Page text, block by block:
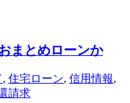
まとめローンか
, 住宅ローン, 信用情報,
請求